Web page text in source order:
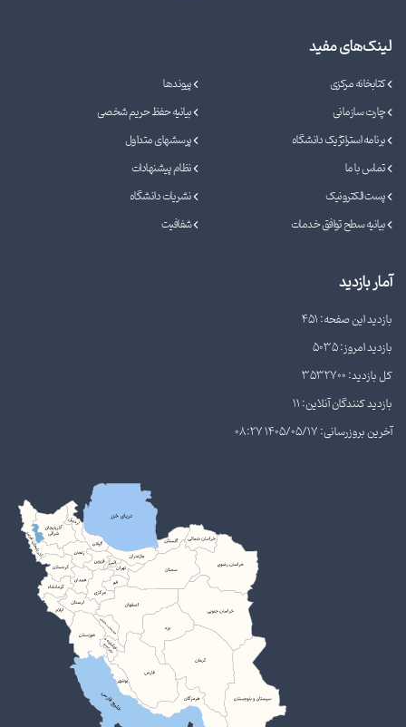
لینک‌های مفید
کتابخانه مرکزی
پیوندها
چارت سازمانی
بیانیه حفظ حریم شخصی
برنامه استراتژیک دانشگاه
پرسشهای متداول
تماس با ما
نظام پیشنهادات
پست الکترونیک
نشریات دانشگاه
بیانیه سطح توافق خدمات
شفافیت
آمار بازدید
بازدید این صفحه: 451
بازدید امروز: 5035
کل بازدید: 3532700
بازدید کنندگان آنلاین: 11
آخرین بروزرسانی: 1405/05/17 08:27